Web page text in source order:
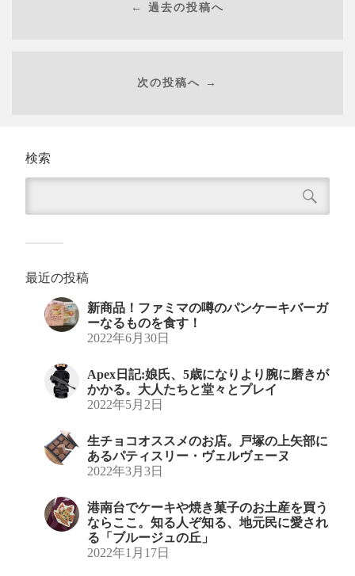
← 過去の投稿へ
次の投稿へ →
検索
最近の投稿
新商品！ファミマの噂のパンケーキバーガ
ーなるものを食す！
2022年6月30日
Apex日記:娘氏、5歳になりより腕に磨きが
かかる。大人たちと堂々とプレイ
2022年5月2日
生チョコオススメのお店。戸塚の上矢部に
あるパティスリー・ヴェルヴェーヌ
2022年3月3日
港南台でケーキや焼き菓子のお土産を買う
ならここ。知る人ぞ知る、地元民に愛され
る「ブルージュの丘」
2022年1月17日